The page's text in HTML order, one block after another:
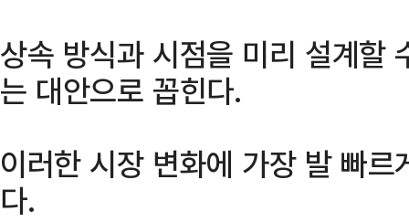
상속 방식과 시점을 미리 설계할
는 대안으로 꼽힌다.
이러한 시장 변화에 가장 발 빠
다.